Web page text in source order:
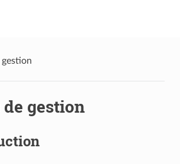
gestion
de gestion